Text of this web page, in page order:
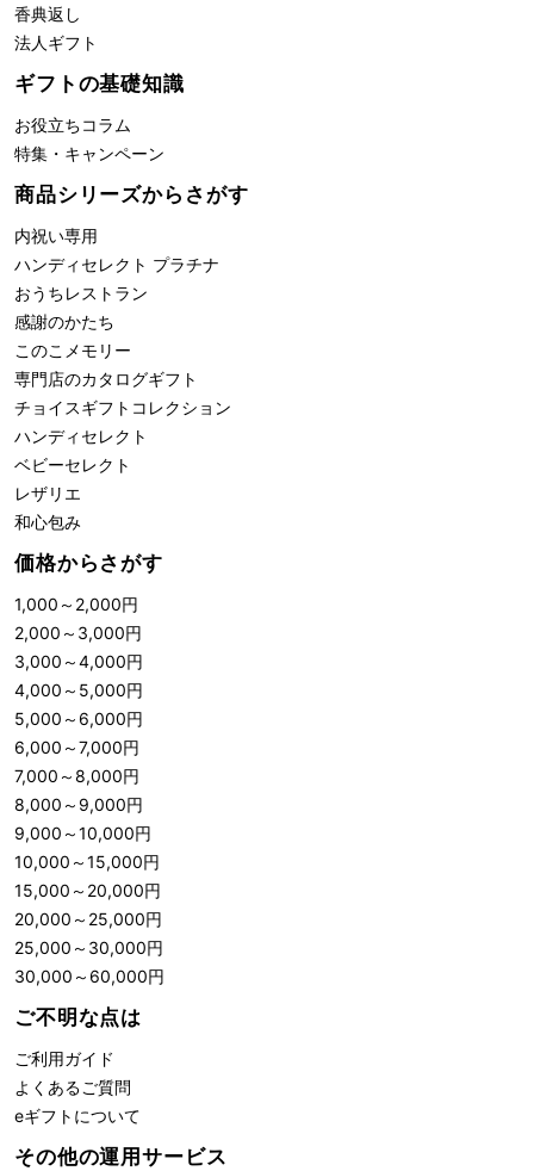
香典返し
法人ギフト
ギフトの基礎知識
お役立ちコラム
特集・キャンペーン
商品シリーズからさがす
内祝い専用
ハンディセレクト プラチナ
おうちレストラン
感謝のかたち
このこメモリー
専門店のカタログギフト
チョイスギフトコレクション
ハンディセレクト
ベビーセレクト
レザリエ
和心包み
価格からさがす
1,000 ～ 2,000円
2,000 ～ 3,000円
3,000 ～4,000円
4,000 ～ 5,000円
5,000 ～ 6,000円
6,000 ～7,000円
7,000 ～8,000円
8,000 ～ 9,000円
9,000 ～10,000円
10,000 ～15,000円
15,000 ～ 20,000円
20,000 ～ 25,000円
25,000 ～ 30,000円
30,000 ～ 60,000円
ご不明な点は
ご利用ガイド
よくあるご質問
eギフトについて
その他の運用サービス